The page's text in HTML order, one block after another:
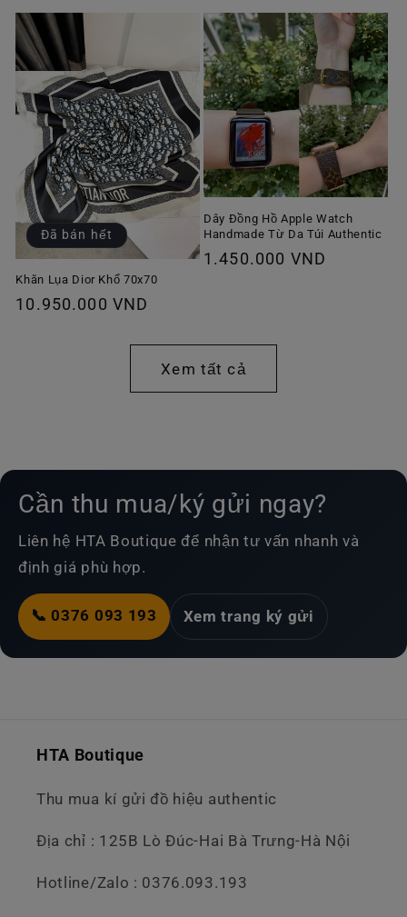
thường
Đã bán hết
Khăn Lụa Dior Khổ 70x70
Giá
10.950.000 VND
Dây Đồng Hồ Apple Watch
Handmade Từ Da Túi Authentic
Giá
1.450.000 VND
Xem tất cả
Cần thu mua/ký gửi ngay?
Liên hệ HTA Boutique để nhận tư vấn nhanh và
định giá phù hợp.
📞 0376 093 193 Xem trang ký gửi
HTA Boutique
Thu mua kí gửi đồ hiệu authentic
Địa chỉ : 125B Lò Đúc-Hai Bà Trưng-Hà Nội
Hotline/Zalo : 0376.093.193